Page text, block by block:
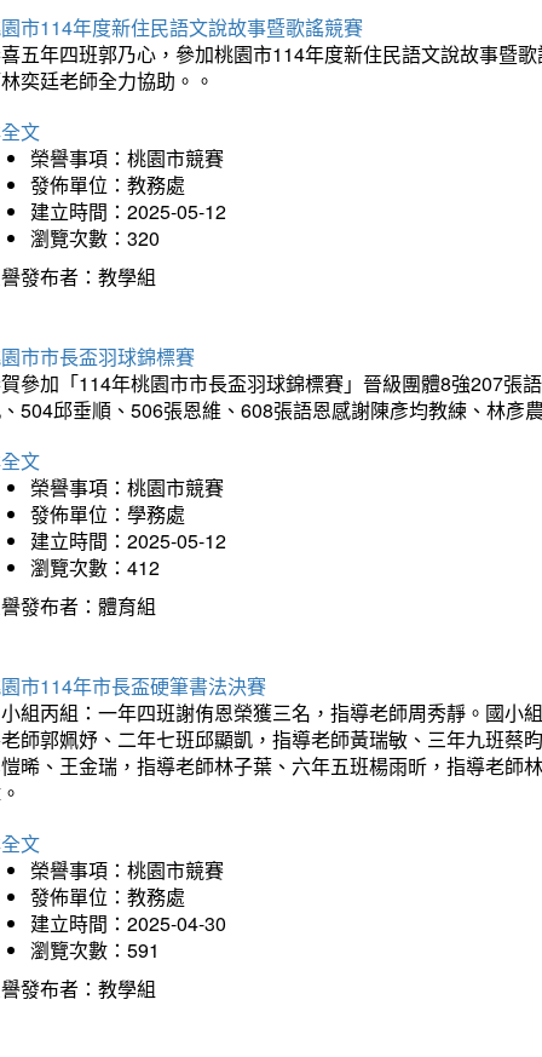
市114年度新住民語文說故事暨歌謠競賽
五年四班郭乃心，參加桃園市114年度新住民語文說故事暨
奕廷老師全力協助。。
文
榮譽事項：桃園市競賽
發佈單位：教務處
建立時間：2025-05-12
瀏覽次數：320
發布者：教學組
市市長盃羽球錦標賽
參加「114年桃園市市長盃羽球錦標賽」晉級團體8強207張
504邱垂順、506張恩維、608張語恩感謝陳彥均教練、林彥
文
榮譽事項：桃園市競賽
發佈單位：學務處
建立時間：2025-05-12
瀏覽次數：412
發布者：體育組
市114年市長盃硬筆書法決賽
組丙組：一年四班謝侑恩榮獲三名，指導老師周秀靜。國小
師郭姵妤、二年七班邱顯凱，指導老師黃瑞敏、三年九班蔡
晞、王金瑞，指導老師林子葉、六年五班楊雨昕，指導老師
文
榮譽事項：桃園市競賽
發佈單位：教務處
建立時間：2025-04-30
瀏覽次數：591
發布者：教學組